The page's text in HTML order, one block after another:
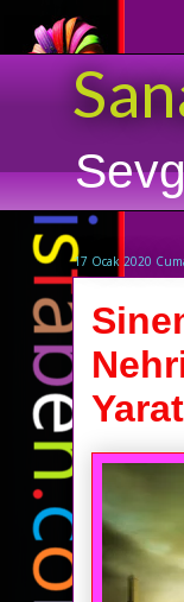
17 Ocak 2020